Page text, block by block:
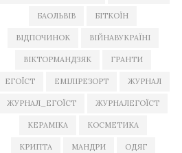
БАОЛЬВІВ БІТКОЇН
ВІДПОЧИНОК ВІЙНАВУКРАЇНІ
ВІКТОРМАНДЗЯК ГРАНТИ
ЕГОЇСТ ЕМІЛІРЕЗОРТ ЖУРНАЛ
ЖУРНАЛ_ЕГОЇСТ ЖУРНАЛЕГОЇСТ
КЕРАМІКА КОСМЕТИКА
КРИПТА МАНДРИ ОДЯГ